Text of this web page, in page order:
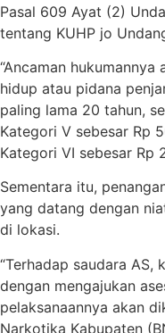
Pasal 609 Ayat (2)
tentang KUHP jo
“Ancaman
hidup atau pidana
paling lama 20 tahun,
Kategori V sebesar Rp
Kategori VI sebesar Rp
Sementara itu,
yang datang dengan
di lokasi.
“Terhadap saudara AS,
dengan mengajukan
pelaksanaannya akan
Narkotika Kabupaten